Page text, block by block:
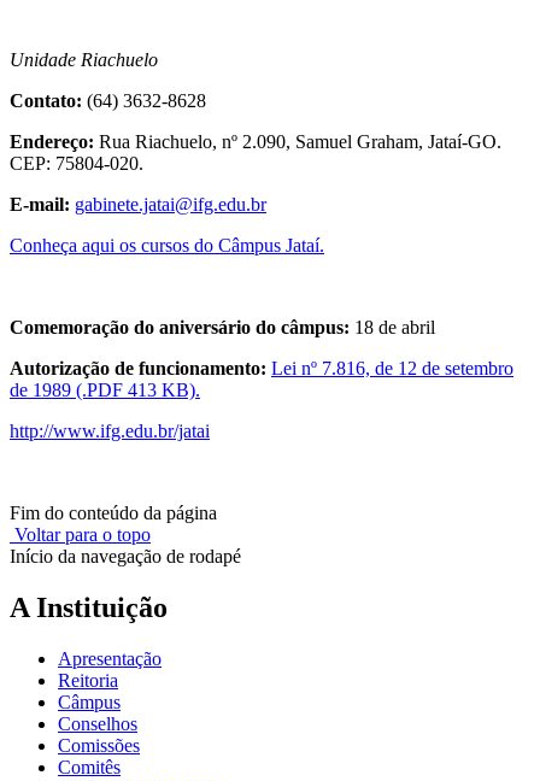
Unidade Riachuelo
Contato: (64) 3632-8628
Endereço: Rua Riachuelo, nº 2.090, Samuel Graham, Jataí-GO.
CEP: 75804-020.
E-mail: gabinete.jatai@ifg.edu.br
Conheça aqui os cursos do Câmpus Jataí.
Comemoração do aniversário do câmpus: 18 de abril
Autorização de funcionamento: Lei nº 7.816, de 12 de setembro
de 1989 (.PDF 413 KB).
http://www.ifg.edu.br/jatai
Fim do conteúdo da página
Voltar para o topo
Início da navegação de rodapé
A Instituição
Apresentação
Reitoria
Câmpus
Conselhos
Comissões
Comitês